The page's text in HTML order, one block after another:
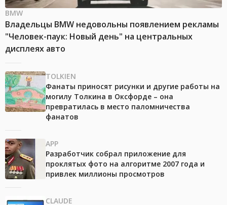
BMW
Владельцы BMW недовольны появлением рекламы
"Человек-паук: Новый день" на центральных
дисплеях авто
TOLKIEN
Фанаты приносят рисунки и другие работы на
могилу Толкина в Оксфорде – она
превратилась в место паломничества
фанатов
APP
Разработчик собрал приложение для
проклятых фото на алгоритме 2007 года и
привлек миллионы просмотров
CLAUDE